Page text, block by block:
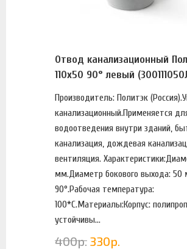
Отвод канализационный
110х50 90° левый
Производитель: Политэк
канализационный.Применяется
водоотведения внутри зданий,
канализация, дождевая
вентиляция.
мм.Диаметр бокового выхода: 50
90°.Рабочая температура:
100*С.Материалы:Корпус:
устойчивы...
400р. 330р.